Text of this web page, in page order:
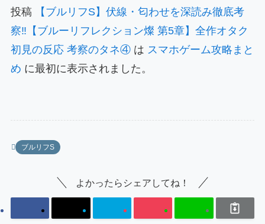
投稿
【ブルリフS】伏線・匂わせを深読み徹底考
察‼️【ブルーリフレクション燦 第5章】全作オタク
初見の反応 考察のタネ④は スマホゲーム攻略まと
め に最初に表示されました。
ブルリフS
よかったらシェアしてね！